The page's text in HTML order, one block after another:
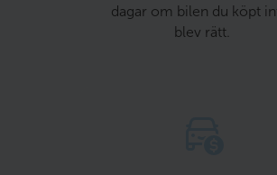
dagar om bilen du köpt
blev rätt.